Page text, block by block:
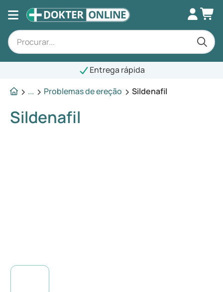
Entrega rápida
...
Problemas de ereção Sildenafil
Sildenafil